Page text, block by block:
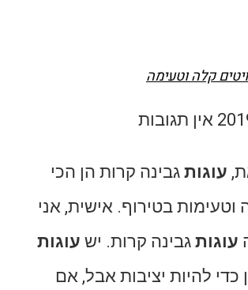
קלה וטעימה
אין תגובות
עוגות גבינה קרות הן הכי
בטירוף. אישית, אני
עוגות גבינה קרות. יש עוגות
כדי להיות יציבות אבל, אם